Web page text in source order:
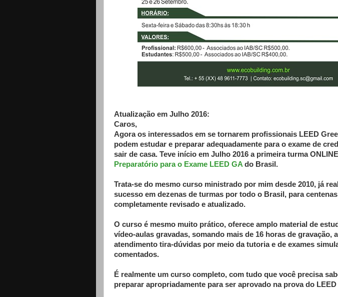
Atualização em Julho 2016:
Caros,
Agora os interessados em se tornarem profissionais LEED
podem estudar e preparar adequadamente para o exame de
sair de casa. Teve início em Julho 2016 a primeira turma
Preparatório para o Exame LEED GA do Brasil.
Trata-se do mesmo curso ministrado por mim desde 2010, já
sucesso em dezenas de turmas por todo o Brasil, para
completamente revisado e atualizado.
O curso é mesmo muito prático, oferece amplo material de
vídeo-aulas gravadas, somando mais de 16 horas de gravação,
atendimento tira-dúvidas por meio da tutoria e de exames
comentados.
É realmente um curso completo, com tudo que você precisa
preparar apropriadamente para ser aprovado na prova do